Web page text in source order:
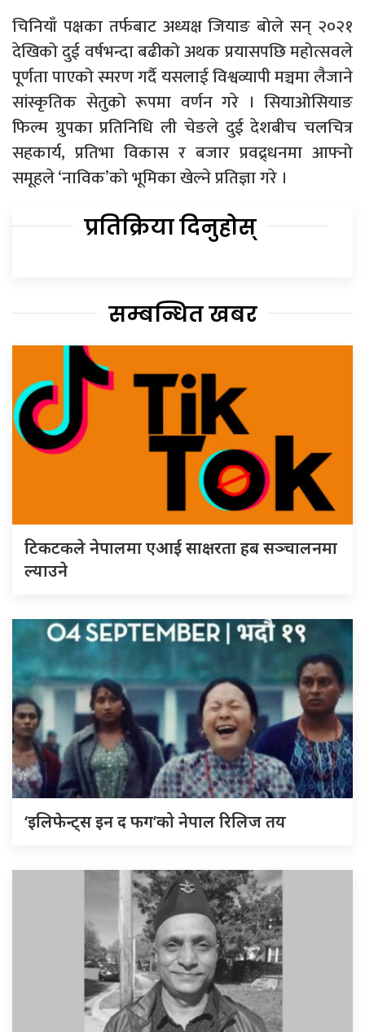
चिनियाँ पक्षका तर्फबाट अध्यक्ष जियाङ बोले सन् २०२१
देखिको दुई वर्षभन्दा बढीको अथक प्रयासपछि महोत्सवले
पूर्णता पाएको स्मरण गर्दै यसलाई विश्वव्यापी मञ्चमा लैजाने
सांस्कृतिक सेतुको रूपमा वर्णन गरे । सियाओसियाङ
फिल्म ग्रुपका प्रतिनिधि ली चेङले दुई देशबीच चलचित्र
सहकार्य, प्रतिभा विकास र बजार प्रवद्र्धनमा आफ्नो
समूहले ‘नाविक’को भूमिका खेल्ने प्रतिज्ञा गरे ।
प्रतिक्रिया दिनुहोस्
सम्बन्धित खबर
टिकटकले नेपालमा एआई साक्षरता हब सञ्चालनमा
ल्याउने
‘इलिफेन्ट्स इन द फग’को नेपाल रिलिज तय